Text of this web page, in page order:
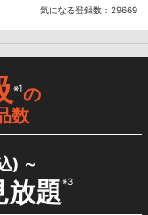
気になる登録数： 29669
※1の
数
) ～
放題※3